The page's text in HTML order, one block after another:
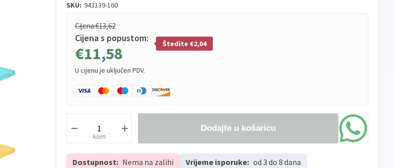
SKU: 943139-160
Cijena:€13,62
Cijena s popustom:
€11,58 Štedite €2,04
U cijenu je uključen PDV.
kom
Dodajte u košaricu
Dostupnost: Nema na zalihi Vrijeme isporuke: od 3 do 8 dana